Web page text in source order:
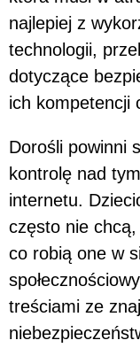
najlepiej z
technologii,
dotyczące
ich kompetencji
Dorośli powinni
kontrolę nad
internetu.
często nie
co robią one w
treściami ze